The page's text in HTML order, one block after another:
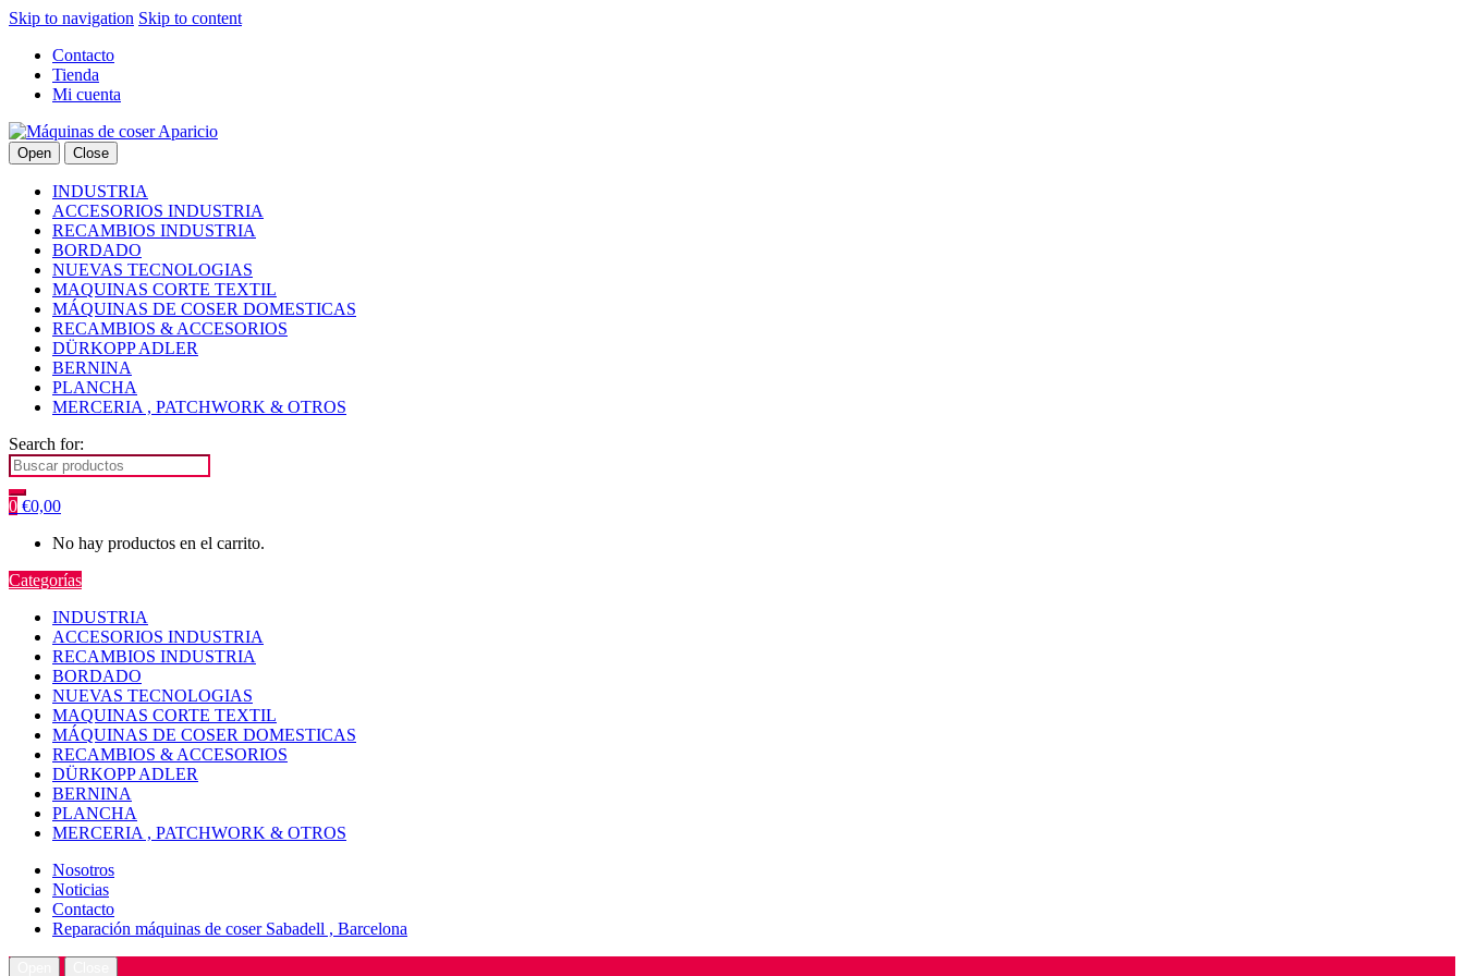
Skip to navigation Skip to content
Contacto
Tienda
Mi cuenta
Open Close
INDUSTRIA
ACCESORIOS INDUSTRIA
RECAMBIOS INDUSTRIA
BORDADO
NUEVAS TECNOLOGIAS
MAQUINAS CORTE TEXTIL
MÁQUINAS DE COSER DOMESTICAS
RECAMBIOS & ACCESORIOS
DÜRKOPP ADLER
BERNINA
PLANCHA
MERCERIA , PATCHWORK & OTROS
Search for:
0 €0,00
No hay productos en el carrito.
Categorías
INDUSTRIA
ACCESORIOS INDUSTRIA
RECAMBIOS INDUSTRIA
BORDADO
NUEVAS TECNOLOGIAS
MAQUINAS CORTE TEXTIL
MÁQUINAS DE COSER DOMESTICAS
RECAMBIOS & ACCESORIOS
DÜRKOPP ADLER
BERNINA
PLANCHA
MERCERIA , PATCHWORK & OTROS
Nosotros
Noticias
Contacto
Reparación máquinas de coser Sabadell , Barcelona